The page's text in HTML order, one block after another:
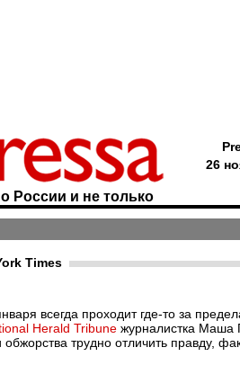
России и не только
26
Times
всегда проходит где-то за
Herald Tribune журналистка Маша
трудно отличить правду,